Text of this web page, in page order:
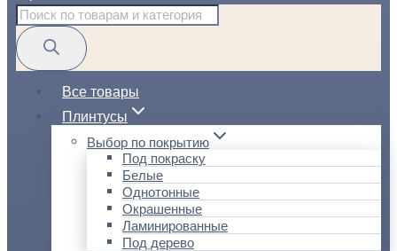
Поиск
товаров
Все товары
Плинтусы
Выбор по покрытию
Под покраску
Белые
Однотонные
Окрашенные
Ламинированные
Под дерево